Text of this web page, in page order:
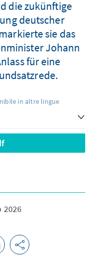
die zukünftige
deutscher
sie das
Johann
für eine
in altre lingue
2026